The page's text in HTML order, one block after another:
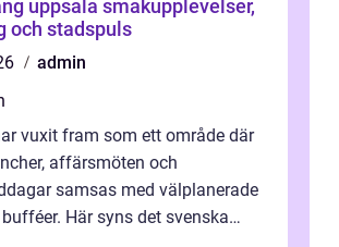
smakupplevelser,
och stadspuls
admin
vuxit fram som ett område där
affärsmöten och
samsas med välplanerade
Här syns det svenska